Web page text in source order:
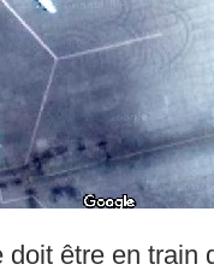
être en train